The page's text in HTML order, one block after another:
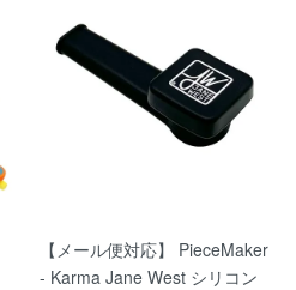
【メール便対応】 PieceMaker
- Karma Jane West シリコン